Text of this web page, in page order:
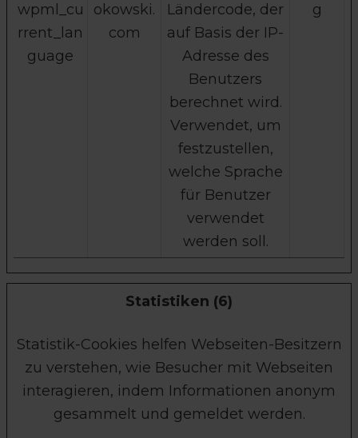
wpml_cu
rrent_lan
guage
okowski.
com
Ländercode, der
auf Basis der IP-
Adresse des
Benutzers
berechnet wird.
Verwendet, um
festzustellen,
welche Sprache
für Benutzer
verwendet
werden soll.
g
Statistiken (6)
Statistik-Cookies helfen Webseiten-Besitzern
zu verstehen, wie Besucher mit Webseiten
interagieren, indem Informationen anonym
gesammelt und gemeldet werden.